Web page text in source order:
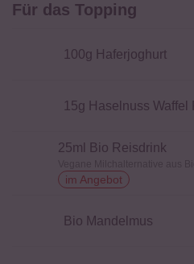
Für das Topping
100g Haferjoghurt
15g Haselnuss Waffel
25ml Bio Reisdrink
im Angebot
Bio Mandelmus